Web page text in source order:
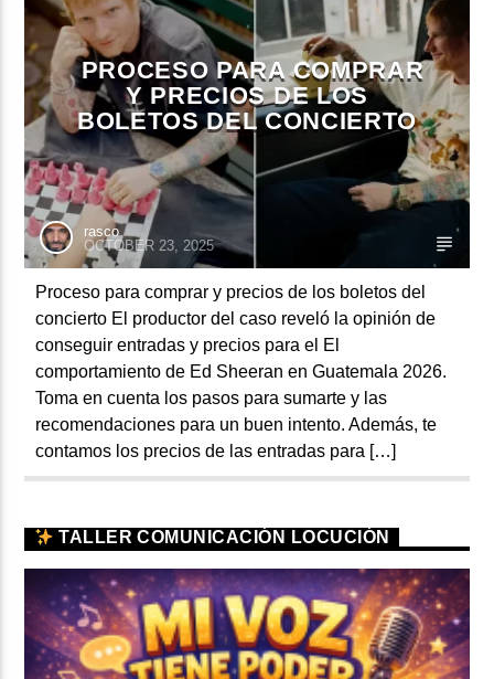
PROCESO PARA COMPRAR
Y PRECIOS DE LOS
BOLETOS DEL CONCIERTO
rasco
OCTOBER 23, 2025
Proceso para comprar y precios de los boletos del
concierto El productor del caso reveló la opinión de
conseguir entradas y precios para el El
comportamiento de Ed Sheeran en Guatemala 2026.
Toma en cuenta los pasos para sumarte y las
recomendaciones para un buen intento. Además, te
contamos los precios de las entradas para […]
TALLER COMUNICACIÓN LOCUCIÓN